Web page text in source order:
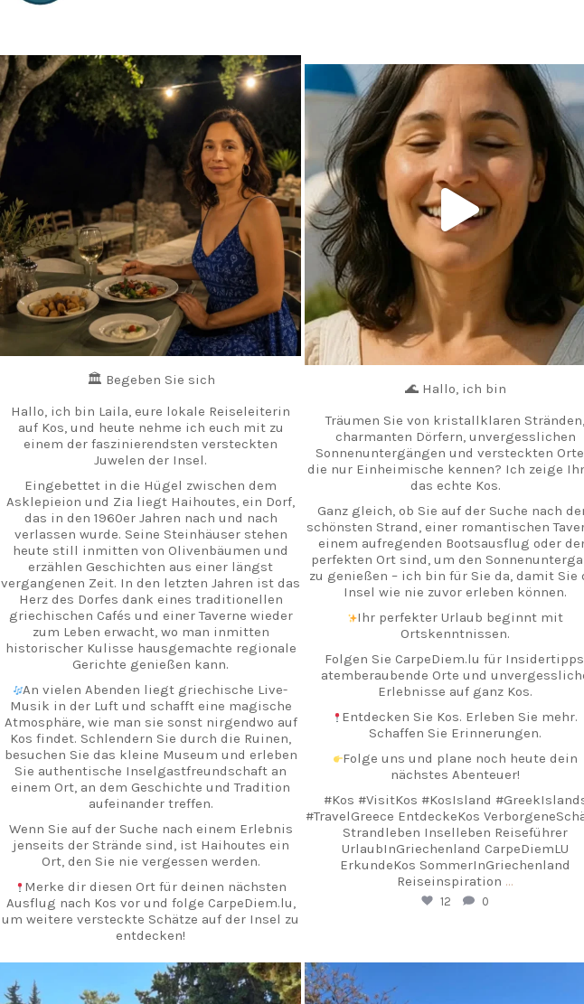
carpediem.travel.guide
5. Juli
🏛️ Begeben Sie sich
Hallo, ich bin Laila, eure lokale Reiseleiterin
auf Kos, und heute nehme ich euch mit zu
einem der faszinierendsten versteckten
Juwelen der Insel.
Eingebettet in die Hügel zwischen dem
Asklepieion und Zia liegt Haihoutes, ein Dorf,
das in den 1960er Jahren nach und nach
verlassen wurde. Seine Steinhäuser stehen
heute still inmitten von Olivenbäumen und
erzählen Geschichten aus einer längst
vergangenen Zeit. In den letzten Jahren ist das
Herz des Dorfes dank eines traditionellen
griechischen Cafés und einer Taverne wieder
zum Leben erwacht, wo man inmitten
historischer Kulisse hausgemachte regionale
Gerichte genießen kann.
An vielen Abenden liegt griechische Live-
Musik in der Luft und schafft eine magische
Atmosphäre, wie man sie sonst nirgendwo auf
Kos findet. Schlendern Sie durch die Ruinen,
besuchen Sie das kleine Museum und erleben
Sie authentische Inselgastfreundschaft an
einem Ort, an dem Geschichte und Tradition
aufeinander treffen.
Wenn Sie auf der Suche nach einem Erlebnis
jenseits der Strände sind, ist Haihoutes ein
Ort, den Sie nie vergessen werden.
Merke dir diesen Ort für deinen nächsten
Ausflug nach Kos vor und folge CarpeDiem.lu,
um weitere versteckte Schätze auf der Insel zu
entdecken!
#Kos #KosInsel #Haihoutes #HiddenKos
#Gespensterdorf GriechischeGeschichte
AuthentischesGriechenland Kosbesuch
carpediem.travel.guide
25. Juni
🌊 Hallo, ich bin
Träumen Sie von kristallklaren Stränden,
charmanten Dörfern, unvergesslichen
Sonnenuntergängen und versteckten
die nur Einheimische kennen? Ich zeige
das echte Kos.
Ganz gleich, ob Sie auf der Suche nach
schönsten Strand, einer romantischen
einem aufregenden Bootsausflug oder
perfekten Ort sind, um den
zu genießen – ich bin für Sie da, damit Sie
Insel wie nie zuvor erleben können.
Ihr perfekter Urlaub beginnt mit
Ortskenntnissen.
Folgen Sie CarpeDiem.lu für
atemberaubende Orte und
Erlebnisse auf ganz Kos.
Entdecken Sie Kos. Erleben Sie mehr.
Schaffen Sie Erinnerungen.
Folge uns und plane noch heute dein
nächstes Abenteuer!
#Kos #VisitKos #KosIsland
#TravelGreece EntdeckeKos
Strandleben Inselleben Reiseführer
UrlaubInGriechenland CarpeDiemLU
ErkundeKos SommerInGriechenland
Reiseinspiration ...
12 0
carpediem.travel.guide